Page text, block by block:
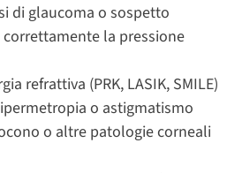
di glaucoma o sospetto
la pressione
refrattiva (PRK, LASIK, SMILE)
o astigmatismo
o altre patologie corneali